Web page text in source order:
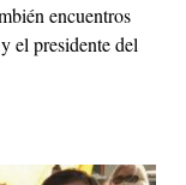
encuentros
el presidente del